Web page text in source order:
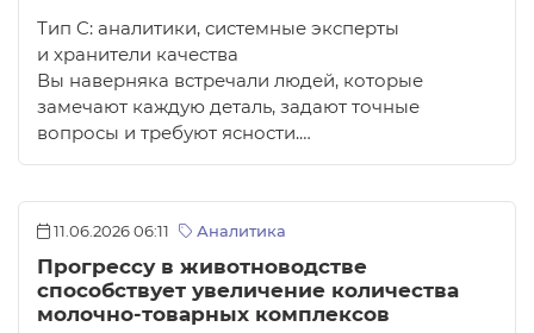
Тип C: аналитики, системные эксперты
и хранители качества
Вы наверняка встречали людей, которые
замечают каждую деталь, задают точные
вопросы и требуют ясности.…
11.06.2026 06:11 Аналитика
Прогрессу в животноводстве
способствует увеличение количества
молочно-товарных комплексов